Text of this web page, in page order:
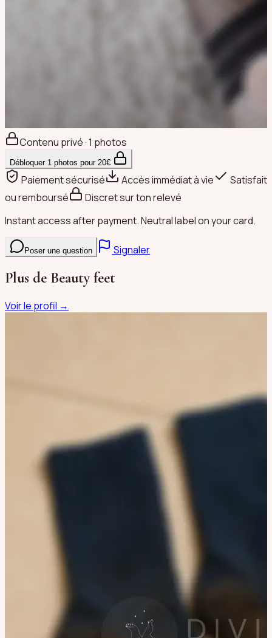
Contenu privé · 1 photos
Débloquer 1 photos pour 20€
Paiement sécurisé Accès immédiat à vie
Satisfait
ou remboursé
Discret sur ton relevé
Instant access after payment. Neutral label on your card.
Poser une question Signaler
Plus de Beauty feet
Voir le profil →